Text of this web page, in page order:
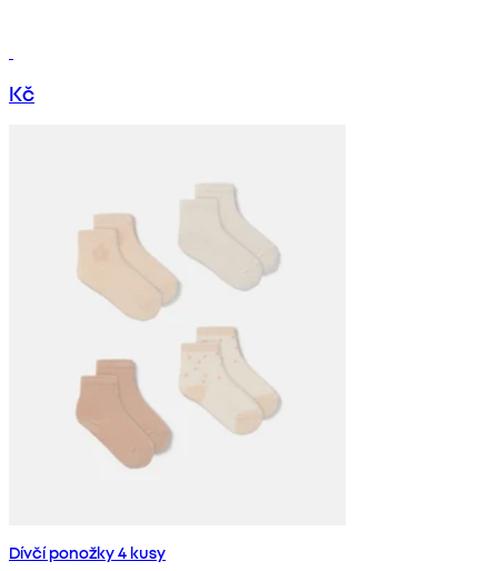
Kč
Dívčí ponožky 4 kusy